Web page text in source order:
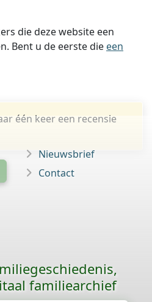
die deze website een
Bent u de eerste die een
één keer een recensie
Nieuwsbrief
Contact
familiearchief